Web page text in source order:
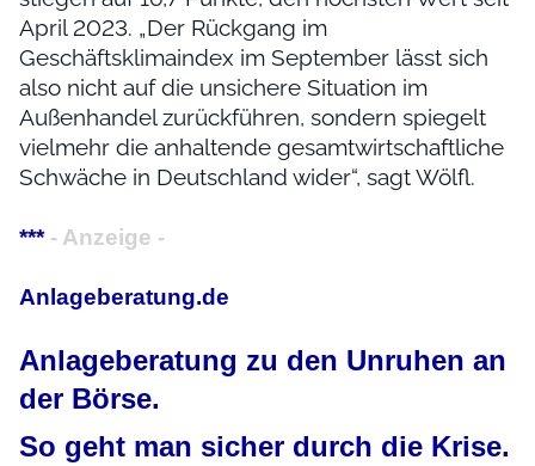
April 2023. „Der Rückgang im
Geschäftsklimaindex im September lässt sich
also nicht auf die unsichere Situation im
Außenhandel zurückführen, sondern spiegelt
vielmehr die anhaltende gesamtwirtschaftliche
Schwäche in Deutschland wider“, sagt Wölfl.
*** - Anzeige -
Anlageberatung.de
Anlageberatung zu den Unruhen an
der Börse.
So geht man sicher durch die Krise.